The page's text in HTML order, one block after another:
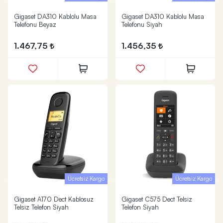
Gigaset DA310 Kablolu Masa
Telefonu Beyaz
1.467,75
Gigaset DA310 Kablolu Masa
Telefonu Siyah
1.456,35
Ücretsiz Kargo
Gigaset A170 Dect Kablosuz
Telsiz Telefon Siyah
Ücretsiz Kargo
Gigaset C575 Dect Telsiz
Telefon Siyah